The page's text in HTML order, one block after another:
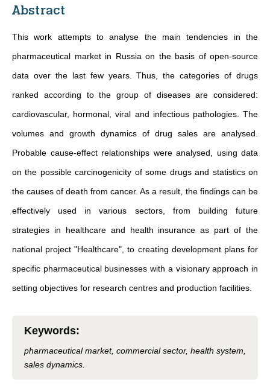
Abstract
This work attempts to analyse the main tendencies in the
pharmaceutical market in Russia on the basis of open-source
data over the last few years. Thus, the categories of drugs
ranked according to the group of diseases are considered:
cardiovascular, hormonal, viral and infectious pathologies. The
volumes and growth dynamics of drug sales are analysed.
Probable cause-effect relationships were analysed, using data
on the possible carcinogenicity of some drugs and statistics on
the causes of death from cancer. As a result, the findings can be
effectively used in various sectors, from building future
strategies in healthcare and health insurance as part of the
national project "Healthcare", to creating development plans for
specific pharmaceutical businesses with a visionary approach in
setting objectives for research centres and production facilities.
Keywords:
pharmaceutical market, commercial sector, health system,
sales dynamics.